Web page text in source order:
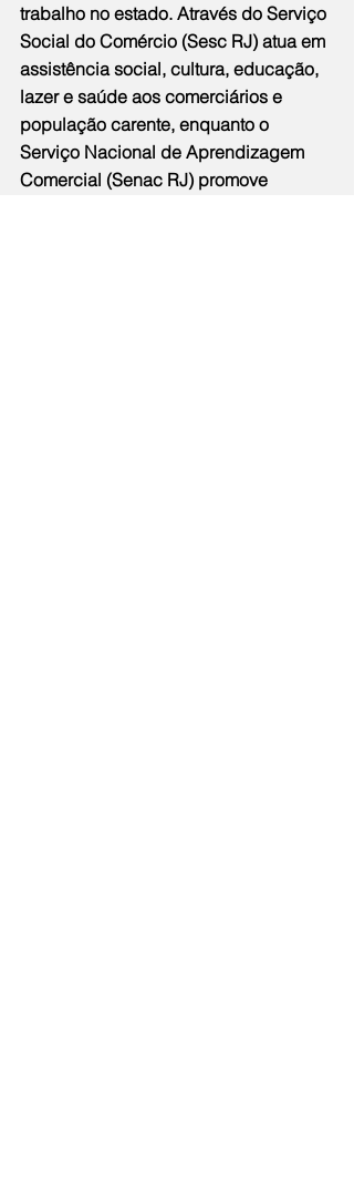
trabalho no estado. Através do Serviço
Social do Comércio (Sesc RJ) atua em
assistência social, cultura, educação,
lazer e saúde aos comerciários e
população carente, enquanto o
Serviço Nacional de Aprendizagem
Comercial (Senac RJ) promove